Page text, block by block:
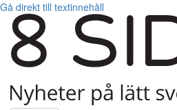
Gå direkt till textinnehåll